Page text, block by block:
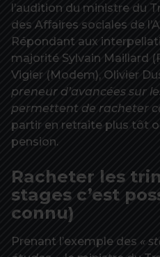
l’audition du ministre du
des Affaires sociales de
Répondant aux
majorité Sylvain Maillard
Vigier (Modem), Olivier
preneur d’avancées sur
permettent de racheter
partir en retraite plus tôt
pension.
Racheter les
stages c’est
connu)
Prenant l’exemple des «